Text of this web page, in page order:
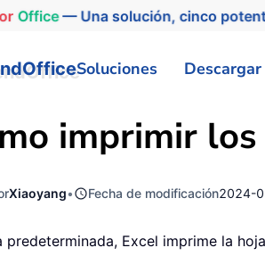
Office— Una solución, cinco
Soluciones Descargar
imprimir
Xiaoyang• Fecha de modificación2024-
predeterminada, Excel imprime la